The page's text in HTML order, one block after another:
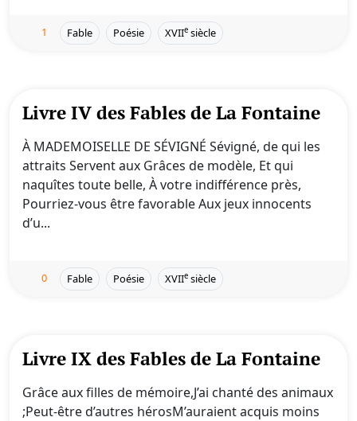
1 Fable Poésie XVIIe siècle
Livre IV des Fables de La Fontaine
À MADEMOISELLE DE SÉVIGNÉ Sévigné, de qui les
attraits Servent aux Grâces de modèle, Et qui
naquîtes toute belle, À votre indifférence près,
Pourriez-vous être favorable Aux jeux innocents
d’u...
0 Fable Poésie XVIIe siècle
Livre IX des Fables de La Fontaine
Grâce aux filles de mémoire,J’ai chanté des animaux
;Peut-être d’autres hérosM’auraient acquis moins